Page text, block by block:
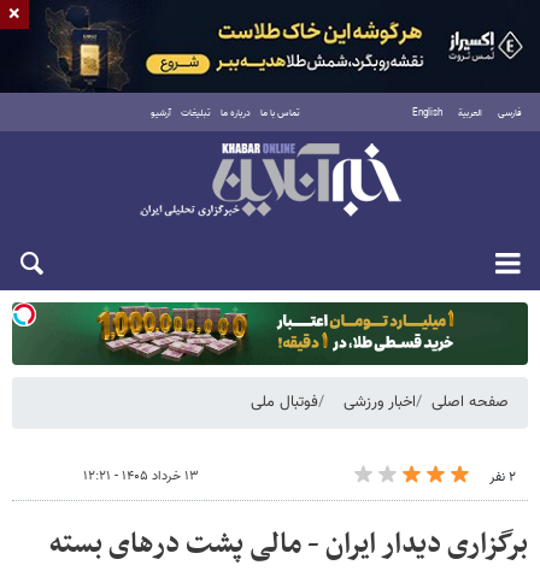
فارسی العربية English تماس با ما درباره ما تبلیغات آرشیو
یکشنبه ۱۸ مرداد ۱۴۰۵
صفحه اصلی اخبار ورزشی فوتبال ملی
۲ نفر ۱۳ خرداد ۱۴۰۵ - ۱۲:۲۱
برگزاری دیدار ایران - مالی پشت درهای بسته
×